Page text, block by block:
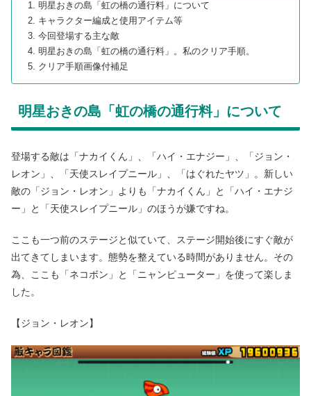
明星おきの島「虹の橋の通行料」について
キャラクター編成と使用アイテム等
今回登場する主な敵
明星おきの島「虹の橋の通行料」。私のクリア手順。
クリア手順画像付補足
明星おきの島「虹の橋の通行料」について
登場する敵は「ナカイくん」、「ハイ・エナジー」、「ジョン・
レオン」、「天使スレイプニール」、「はぐれたヤツ」。新しい
敵の「ジョン・レオン」よりも「ナカイくん」と「ハイ・エナジ
ー」と「天使スレイプニール」のほうが嫌ですね。
ここも一つ前のステージと似ていて、ステージ開始後にすぐ敵が
出てきてしまいます。態勢を整えている時間がありません。その
為、ここも「ネコボン」と「ニャンピューター」を使って楽しま
した。
【ジョン・レオン】